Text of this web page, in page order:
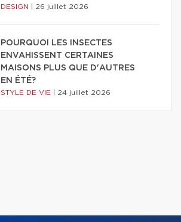
DESIGN 26 juillet 2026
POURQUOI LES INSECTES
ENVAHISSENT CERTAINES
MAISONS PLUS QUE D'AUTRES
EN ÉTÉ?
STYLE DE VIE 24 juillet 2026